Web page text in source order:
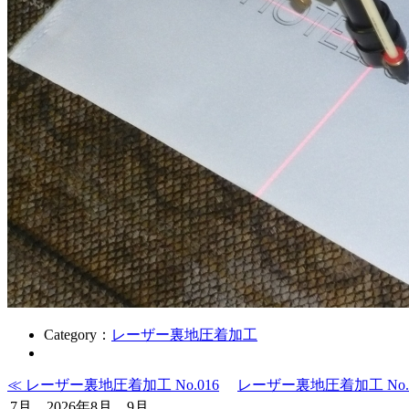
Category： レーザー裏地圧着加工
≪ レーザー裏地圧着加工 No.016
レーザー裏地圧着加工